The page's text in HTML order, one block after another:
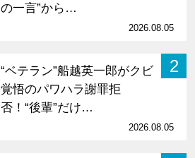
の一言”から…
2026.08.05
2
“ベテラン”船越英一郎がクビ
覚悟のパワハラ謝罪拒
否！“後輩”だけ…
2026.08.05